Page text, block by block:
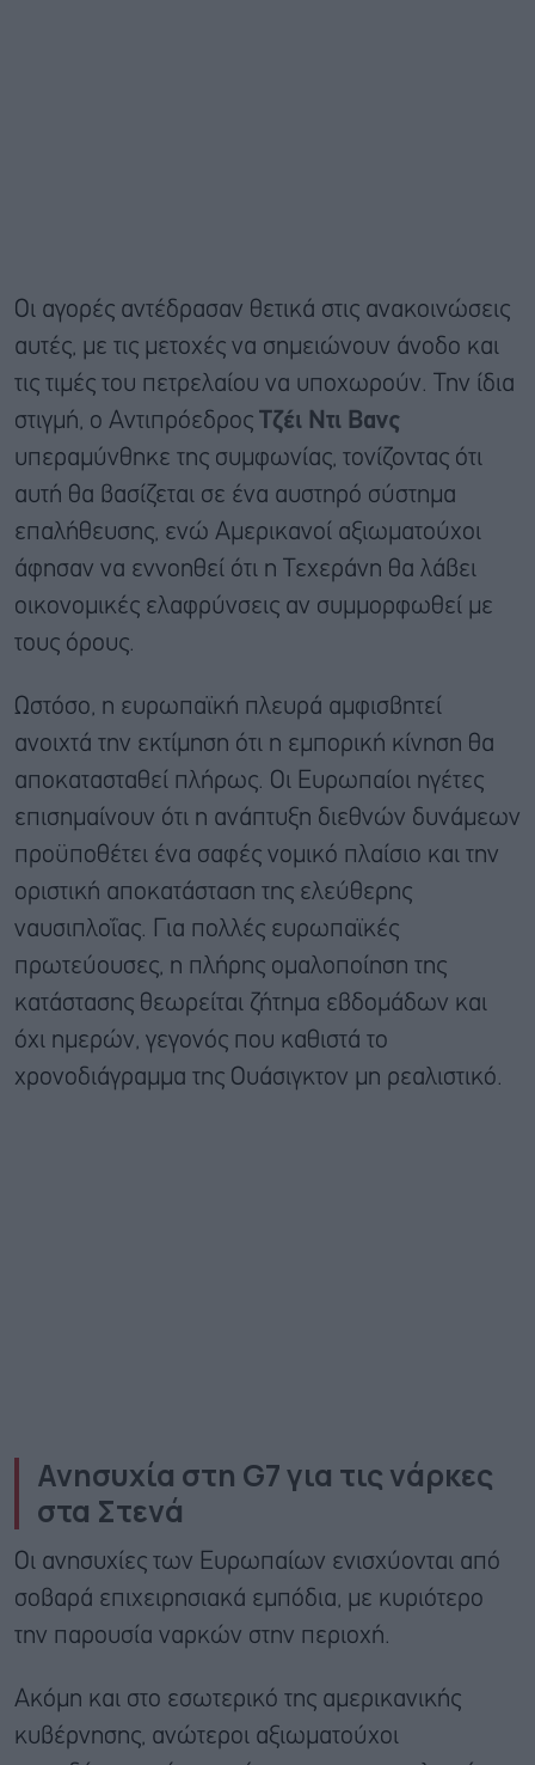
Οι αγορές αντέδρασαν θετικά στις ανακοινώσεις
αυτές, με τις μετοχές να σημειώνουν άνοδο και
τις τιμές του πετρελαίου να υποχωρούν. Την ίδια
στιγμή, ο Αντιπρόεδρος
Τζέι Ντι Βανς
υπεραμύνθηκε της συμφωνίας, τονίζοντας ότι
αυτή θα βασίζεται σε ένα αυστηρό σύστημα
επαλήθευσης, ενώ Αμερικανοί αξιωματούχοι
άφησαν να εννοηθεί ότι η Τεχεράνη θα λάβει
οικονομικές ελαφρύνσεις αν συμμορφωθεί με
τους όρους.
Ωστόσο, η ευρωπαϊκή πλευρά αμφισβητεί
ανοιχτά την εκτίμηση ότι η εμπορική κίνηση θα
αποκατασταθεί πλήρως. Οι Ευρωπαίοι ηγέτες
επισημαίνουν ότι η ανάπτυξη διεθνών δυνάμεων
προϋποθέτει ένα σαφές νομικό πλαίσιο και την
οριστική αποκατάσταση της ελεύθερης
ναυσιπλοΐας. Για πολλές ευρωπαϊκές
πρωτεύουσες, η πλήρης ομαλοποίηση της
κατάστασης θεωρείται ζήτημα εβδομάδων και
όχι ημερών, γεγονός που καθιστά το
χρονοδιάγραμμα της Ουάσιγκτον μη ρεαλιστικό.
Ανησυχία στη G7 για τις νάρκες
στα Στενά
Οι ανησυχίες των Ευρωπαίων ενισχύονται από
σοβαρά επιχειρησιακά εμπόδια, με κυριότερο
την παρουσία ναρκών στην περιοχή.
Ακόμη και στο εσωτερικό της αμερικανικής
κυβέρνησης, ανώτεροι αξιωματούχοι